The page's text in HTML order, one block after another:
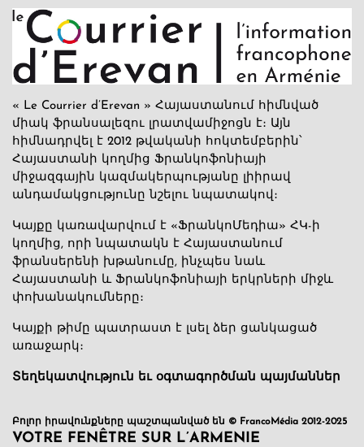
« Le Courrier d’Erevan » Հայաստանում հիմնված
միակ ֆրանսալեզու լրատվամիջոցն է։ Այն
հիմնադրվել է 2012 թվականի հոկտեմբերին՝
Հայաստանի կողմից Ֆրանկոֆոնիայի
միջազգային կազմակերպությանը լիիրավ
անդամակցությունը նշելու նպատակով։
Կայքը կառավարվում է «ՖրանկոՄեդիա» ՀԿ-ի
կողմից, որի նպատակն է Հայաստանում
ֆրանսերենի խթանումը, ինչպես նաև
Հայաստանի և Ֆրանկոֆոնիայի երկրների միջև
փոխանակումները։
Կայքի թիմը պատրաստ է լսել ձեր ցանկացած
առաջարկ։
Տեղեկատվություն եւ օգտագործման պայմաններ
Բոլոր իրավունքները պաշտպանված են © FrancoMédia 2012-2025
VOTRE FENÊTRE SUR L’ARMENIE